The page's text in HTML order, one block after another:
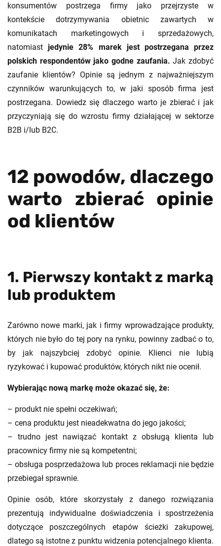
konsumentów postrzega firmy jako przejrzyste w
kontekście dotrzymywania obietnic zawartych w
komunikatach marketingowych i sprzedażowych,
natomiastjedynie 28% marek jest postrzegana przez
polskich respondentów jako godne zaufania. Jak zdobyć
zaufanie klientów? Opinie są jednym z najważniejszym
czynników warunkujących to, w jaki sposób firma jest
postrzegana. Dowiedz się dlaczego warto je zbierać i jak
przyczyniają się do wzrostu firmy działającej w sektorze
B2B i/lub B2C.
12 powodów, dlaczego
warto zbierać opinie
od klientów
1. Pierwszy kontakt z marką
lub produktem
Zarówno nowe marki, jak i firmy wprowadzające produkty,
których nie było do tej pory na rynku, powinny zadbać o to,
by jak najszybciej zdobyć opinie. Klienci nie lubią
ryzykować i kupować produktów, których nikt nie ocenił.
Wybierając nową markę może okazać się, że:
– produkt nie spełni oczekiwań;
– cena produktu jest nieadekwatna do jego jakości;
– trudno jest nawiązać kontakt z obsługą klienta lub
pracownicy firmy nie są kompetentni;
– obsługa posprzedażowa lub proces reklamacji nie będzie
przebiegał sprawnie.
Opinie osób, które skorzystały z danego rozwiązania
prezentują indywidualne doświadczenia i spostrzeżenia
dotyczące poszczególnych etapów ścieżki zakupowej,
dlatego są istotne z punktu widzenia potencjalnego klienta.